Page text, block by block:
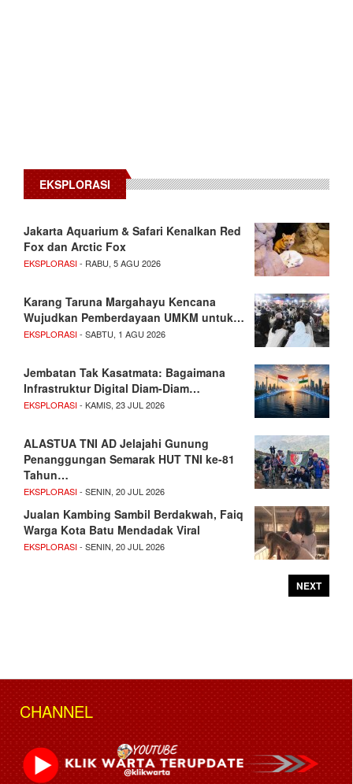
EKSPLORASI
Jakarta Aquarium & Safari Kenalkan Red
Fox dan Arctic Fox
EKSPLORASI- RABU, 5 AGU 2026
Karang Taruna Margahayu Kencana
Wujudkan Pemberdayaan UMKM untuk…
EKSPLORASI- SABTU, 1 AGU 2026
Jembatan Tak Kasatmata: Bagaimana
Infrastruktur Digital Diam-Diam…
EKSPLORASI- KAMIS, 23 JUL 2026
ALASTUA TNI AD Jelajahi Gunung
Penanggungan Semarak HUT TNI ke-81
Tahun…
EKSPLORASI- SENIN, 20 JUL 2026
Jualan Kambing Sambil Berdakwah, Faiq
Warga Kota Batu Mendadak Viral
EKSPLORASI- SENIN, 20 JUL 2026
NEXT
CHANNEL